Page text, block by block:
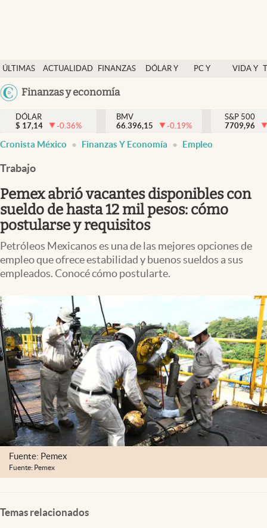
ÚLTIMAS
NOTICIAS
ACTUALIDAD
FINANZAS
DÓLAR Y
PC Y
VIDA Y
México
Finanzas y economía
Actualidad
Finanzas y economía
Dólar y mercados
Pc y celular
Vida y estilo
Tv
Clima
Espiritualidad
Mediakit
abre en nueva pestaña
México
DÓLAR
$ 17,14 -0.36%
BMV
66.396,15
-0.19%
S&P 500
7709,96
Cronista México Finanzas Y Economía Empleo
Trabajo
Pemex abrió vacantes disponibles con
sueldo de hasta 12 mil pesos: cómo
postularse y requisitos
Petróleos Mexicanos es una de las mejores opciones de
empleo que ofrece estabilidad y buenos sueldos a sus
empleados. Conocé cómo postularte.
Fuente: Pemex
Fuente: Pemex
Temas relacionados